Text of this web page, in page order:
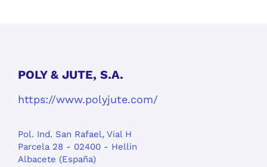
POLY & JUTE, S.A.
https://www.polyjute.com/
Pol. Ind. San Rafael, Vial H
Parcela 28 - 02400 - Hellin
Albacete (España)